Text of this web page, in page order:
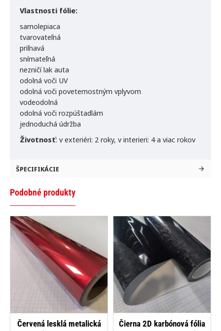
Vlastnosti fólie:
samolepiaca
tvarovateľná
priľnavá
snímateľná
nezničí lak auta
odolná voči UV
odolná voči poveternostným vplyvom
vodeodolná
odolná voči rozpúštadlám
jednoduchá údržba
Životnosť: v exteriéri: 2 roky, v interieri: 4 a viac rokov
ŠPECIFIKÁCIE
Podobné produkty
-18%
Červená lesklá metalická
NOVINKA
Čierna 2D karbónová fólia